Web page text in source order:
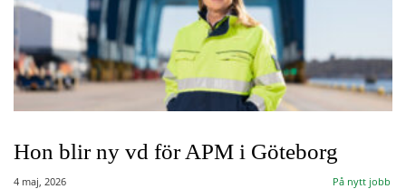
Hon blir ny vd för APM i Göteborg
4 maj, 2026 På nytt jobb